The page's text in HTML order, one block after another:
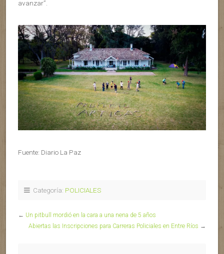
avanzar”.
Fuente: Diario La Paz
Categoría: POLICIALES
← Un pitbull mordió en la cara a una nena de 5 años
Abiertas las Inscripciones para Carreras Policiales en Entre Ríos →